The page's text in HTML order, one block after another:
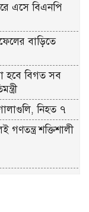
এসে বিএনপি
বাড়িতে
হবে বিগত সব
নিহত ৭
গণতন্ত্র শক্তিশালী
শুরু হবে